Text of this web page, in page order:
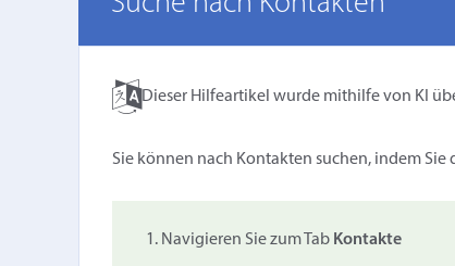
Dieser Hilfeartikel wurde mithilfe von KI
Sie können nach Kontakten suchen, indem
Navigieren Sie zum Tab Kontakte